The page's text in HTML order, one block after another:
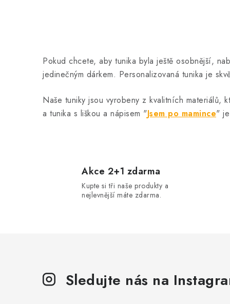
v
l
d
a
ý
p
Pokud chcete, aby tunika byla ještě osobnější,
jedinečným dárkem. Personalizovaná tunika je
Naše tuniky jsou vyrobeny z kvalitních
a tunika s liškou a nápisem "Jsem po mamince"
Akce 2+1 zdarma
Kupte si tři naše produkty a
nejlevnější máte zdarma.
Sledujte nás na